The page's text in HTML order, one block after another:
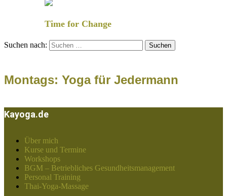
Time for Change
Suchen nach:
Montags: Yoga für Jedermann
Kayoga.de
Über mich
Kurse und Termine
Workshops
BGM – Betriebliches Gesundheitsmanagement
Personal Training
Thai-Yoga-Massage